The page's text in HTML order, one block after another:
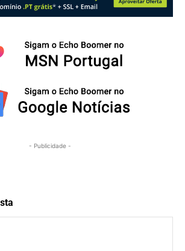
- Publicidade -